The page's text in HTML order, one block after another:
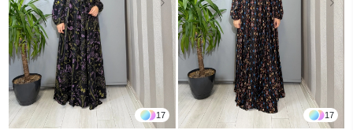
17 17